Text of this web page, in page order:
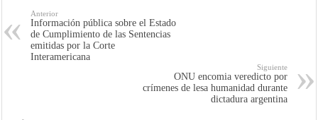
Anterior
Información pública sobre el Estado
de Cumplimiento de las Sentencias
emitidas por la Corte
Interamericana
Siguiente
ONU encomia veredicto por
crímenes de lesa humanidad durante
dictadura argentina